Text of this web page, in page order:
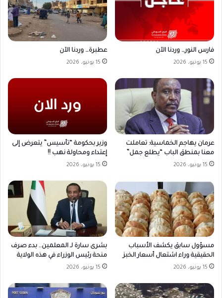
فارس النور… وردنا الآن
15 يونيو، 2026
عطبرة… وردنا الآن
15 يونيو، 2026
عرمان يهاجم الخماسية: تعاملت
معنا بمنطق الباب “يطلع جمل”
15 يونيو، 2026
وزير بحكومة “تأسيس” يتعرض إلى
إعتداء ومحاولة نهب !!
15 يونيو، 2026
مسؤول سابق يكشف الأسباب
الحقيقية وراء اشتعال أسعار الخبز
15 يونيو، 2026
بشرى سارة لـ المعلمين.. بدء صرف
منحة رئيس الوزراء في هذه الولاية
15 يونيو، 2026